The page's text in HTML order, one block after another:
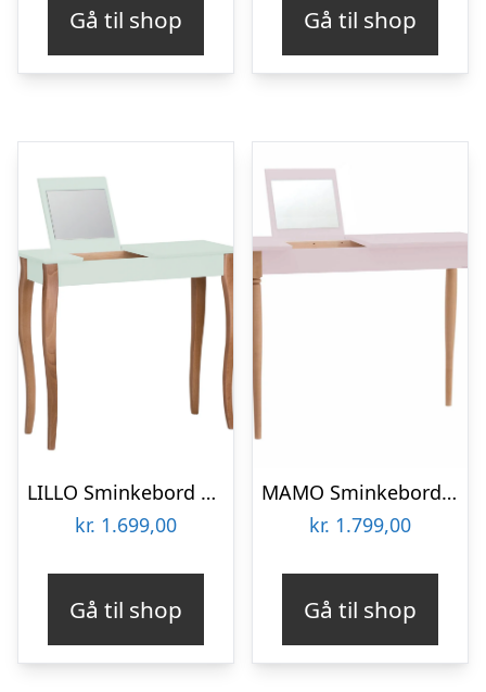
Gå til shop Gå til shop
LILLO Sminkebord med Spejl 85x35cm Fleeting Mint
kr. 1.699,00
Gå til shop
MAMO Sminkebord med spejl – 105x35cm Pink
kr. 1.799,00
Gå til shop